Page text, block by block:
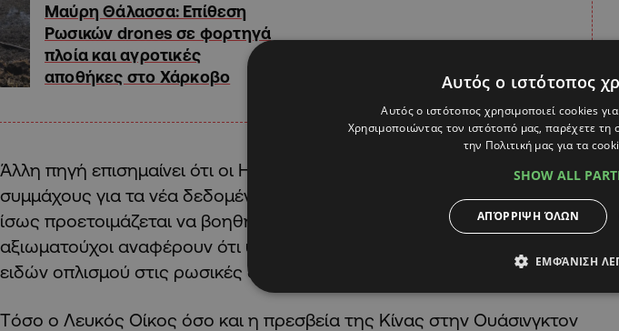
Μαύρη Θάλασσα: Επίθεση
Ρωσικών drones σε φορτηγά
πλοία και αγροτικές
αποθήκες στο Χάρκοβο
Άλλη πηγή επισημαίνει ότι οι ΗΠΑ αναμένεται ότι θα ειδοποιήσουν τους
συμμάχους για τα νέα δεδομένα, καθώς υπάρχουν «ενδείξεις ότι η Κίνα
ίσως προετοιμάζεται να βοηθήσει τη Ρωσία». Πάντως, άλλοι
αξιωματούχοι αναφέρουν ότι υπάρχουν ενδείξεις για ελλείψεις κάποιων
ειδών οπλισμού στις ρωσικές δυνάμεις.
Tόσο ο Λευκός Οίκος όσο και η πρεσβεία της Κίνας στην Ουάσινγκτον
Αυτός ο ιστότοπος
Αυτός ο ιστότοπος χρησιμοποιεί cookies
Χρησιμοποιώντας τον ιστότοπό μας, παρέχετε
την Πολιτική μας για τα
SHOW ALL
ΑΠΌΡΡΙΨΗ ΌΛΩΝ
ΕΜΦΆΝΙΣΗ